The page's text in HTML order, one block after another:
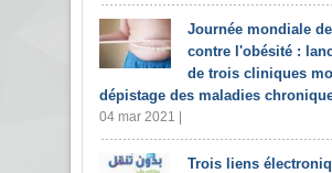
Journée mondiale
contre l'obésité :
de trois cliniques
dépistage des maladies
04 mar 2021 |
Trois liens